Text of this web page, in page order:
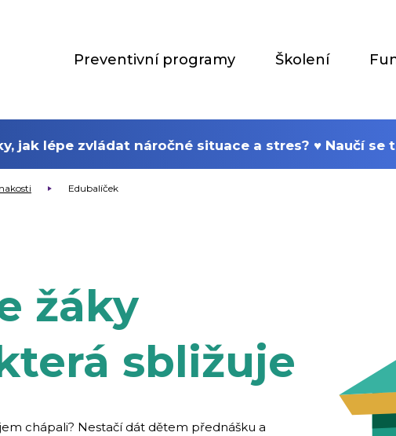
Preventivní programy Školení
jak lépe zvládat náročné situace a stres? ♥ Naučí
Zavřít
Edubalíček
žáky
sbližuje
chápali? Nestačí dát dětem přednášku a